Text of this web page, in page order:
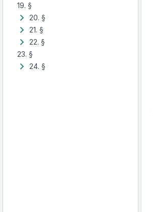
19. §
20. §
21. §
22. §
23. §
24. §